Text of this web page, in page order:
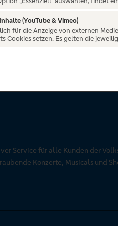
Service für alle Kunden der
Konzerte, Musicals und
(YouTube & Vimeo)
für die Anzeige von externen
Cookies setzen. Es gelten die